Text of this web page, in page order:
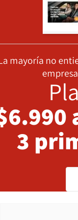
mayoría no
3